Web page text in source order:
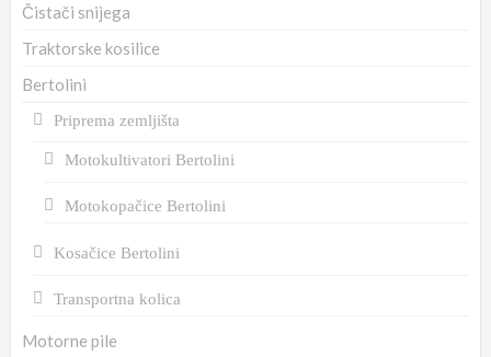
Čistači snijega
Traktorske kosilice
Bertolini
Priprema zemljišta
Motokultivatori Bertolini
Motokopačice Bertolini
Kosačice Bertolini
Transportna kolica
Motorne pile